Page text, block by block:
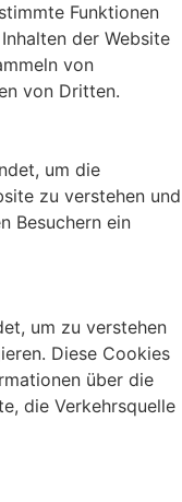
Funktionen
der Website
von
von Dritten.
um die
zu verstehen und
Besuchern ein
um zu verstehen
Diese Cookies
über die
die Verkehrsquelle